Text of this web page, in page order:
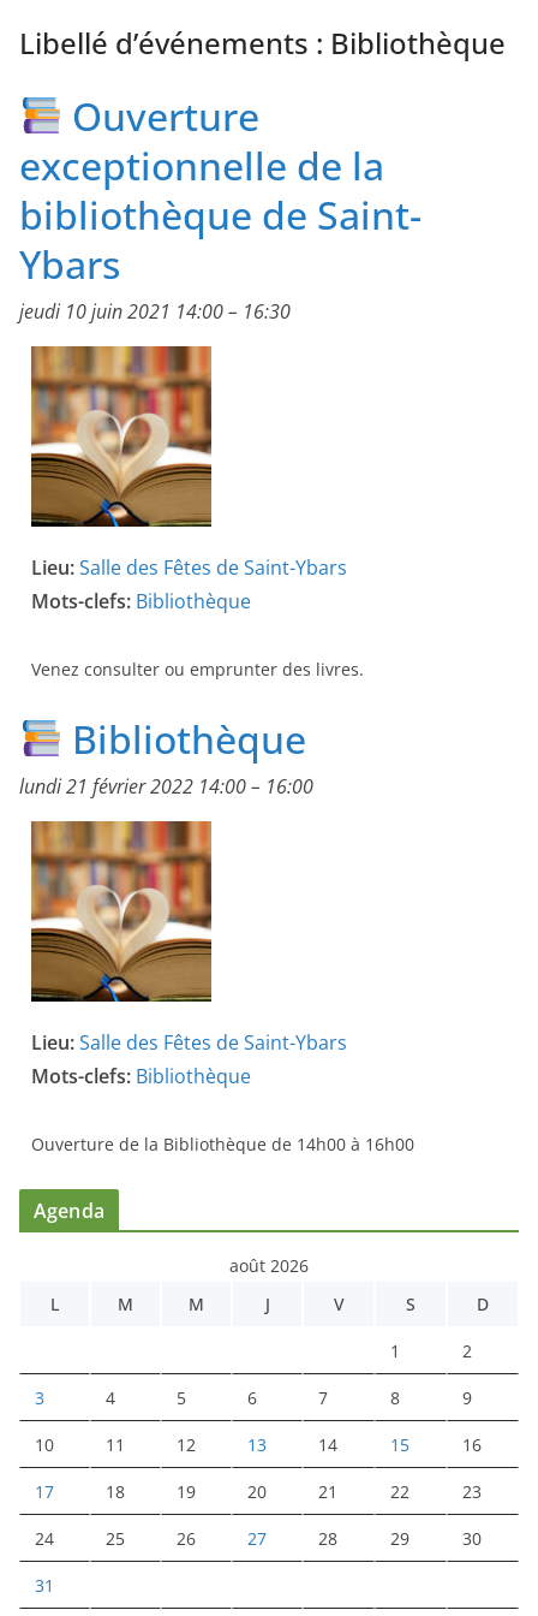
Libellé d’événements : Bibliothèque
Ouverture
exceptionnelle de la
bibliothèque de Saint-
Ybars
jeudi 10 juin 2021 14:00– 16:30
Lieu:Salle des Fêtes de Saint-Ybars
Mots-clefs: Bibliothèque
Venez consulter ou emprunter des livres.
Bibliothèque
lundi 21 février 2022 14:00– 16:00
Lieu:Salle des Fêtes de Saint-Ybars
Mots-clefs: Bibliothèque
Ouverture de la Bibliothèque de 14h00 à 16h00
Agenda
août 2026
L
M M J V S D
1 2
3 4 5 6 7 8 9
10 11 12 13 14 15 16
17 18 19 20 21 22 23
24 25 26 27 28 29 30
31